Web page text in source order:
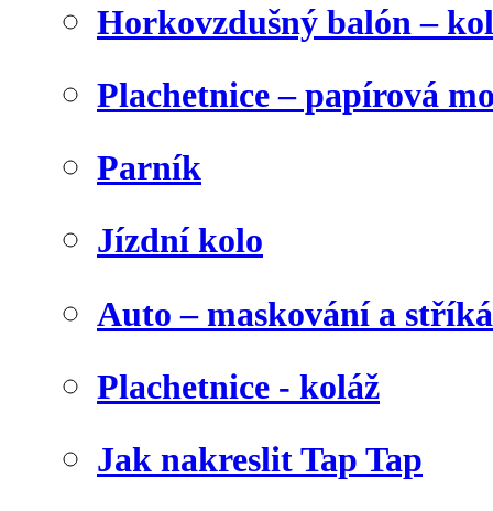
Horkovzdušný balón –
Plachetnice – papírová
Parník
Jízdní kolo
Auto – maskování a
Plachetnice - koláž
Jak nakreslit Tap Tap